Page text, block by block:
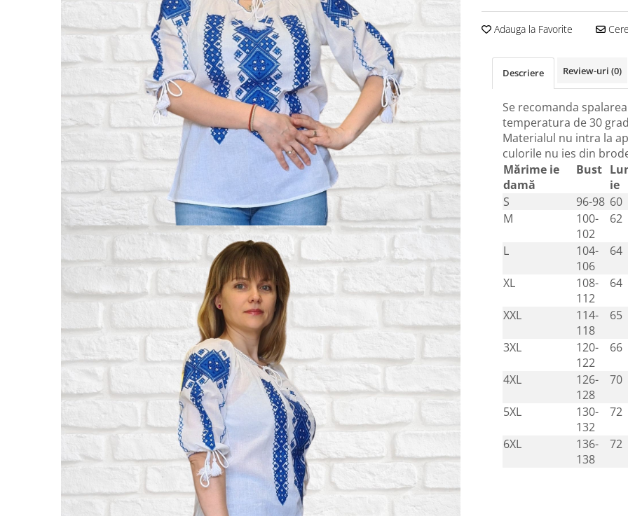
Adauga la Favorite
Descriere Review-uri (0)
Se recomanda
temperatura de 30
Materialul nu intra la
culorile nu ies din
Mărime ie
damă
Bust
ie
S
96-98 60
M
100-
102
62
L
104-
106
64
XL
108-
112
64
XXL
114-
118
65
3XL
120-
122
66
4XL
126-
128
70
5XL
130-
132
72
6XL
136-
138
72